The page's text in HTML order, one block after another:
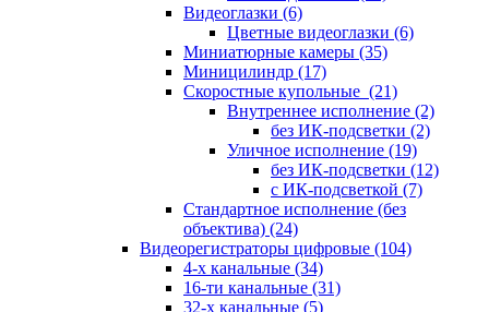
Видеоглазки (6)
Цветные видеоглазки (6)
Миниатюрные камеры (35)
Миницилиндр (17)
Скоростные купольные (21)
Внутреннее исполнение (2)
без ИК-подсветки (2)
Уличное исполнение (19)
без ИК-подсветки (12)
с ИК-подсветкой (7)
Стандартное исполнение (без
объектива) (24)
Видеорегистраторы цифровые (104)
4-х канальные (34)
16-ти канальные (31)
32-х канальные (5)